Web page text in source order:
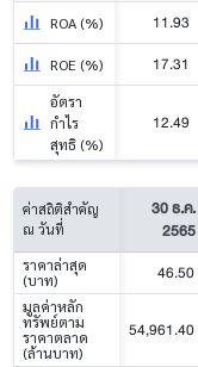
ROA (%) 11.93
ROE (%) 17.31
อัตรา
กำไร
สุทธิ (%)
12.49
ค่าสถิติสำคัญ
ณ วันที่
30 ธ.ค.
2565
ราคาล่าสุด
(บาท)
46.50
มูลค่าหลัก
ทรัพย์ตาม
ราคาตลาด
(ล้านบาท)
54,961.40